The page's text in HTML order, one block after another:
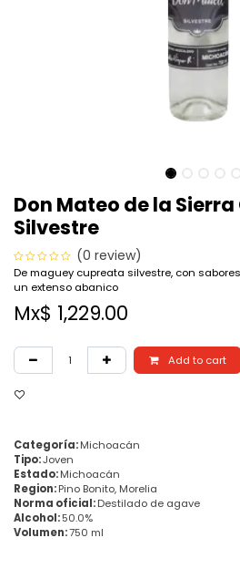
Don Mateo de la
Silvestre
(0 review)
De maguey cupreata silvestre, con
un extenso abanico
Mx$ 1,229.00
Add to cart
Categoría:Michoacán
Tipo:Joven
Estado:Michoacán
Region:Pino Bonito, Morelia
Norma oficial:Destilado de agave
Alcohol:50.0%
Volumen:750 ml